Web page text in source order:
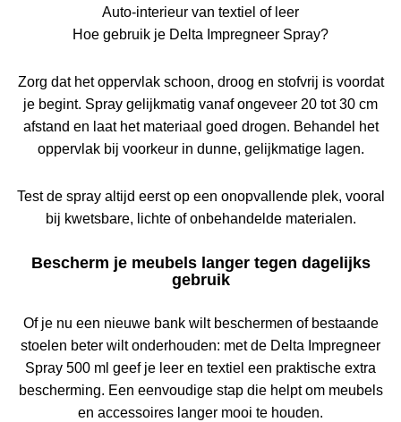
Auto-interieur van textiel of leer
Hoe gebruik je Delta Impregneer Spray?
Zorg dat het oppervlak schoon, droog en stofvrij is voordat
je begint. Spray gelijkmatig vanaf ongeveer 20 tot 30 cm
afstand en laat het materiaal goed drogen. Behandel het
oppervlak bij voorkeur in dunne, gelijkmatige lagen.
Test de spray altijd eerst op een onopvallende plek, vooral
bij kwetsbare, lichte of onbehandelde materialen.
Bescherm je meubels langer tegen dagelijks
gebruik
Of je nu een nieuwe bank wilt beschermen of bestaande
stoelen beter wilt onderhouden: met de Delta Impregneer
Spray 500 ml geef je leer en textiel een praktische extra
bescherming. Een eenvoudige stap die helpt om meubels
en accessoires langer mooi te houden.